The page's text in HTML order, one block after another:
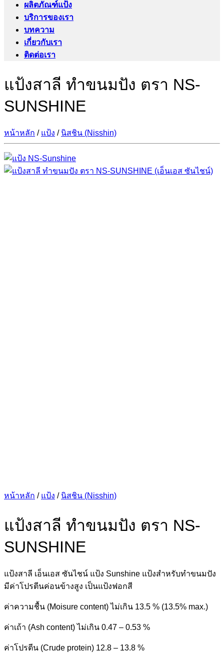
ผลิตภัณฑ์แป้ง
บริการของเรา
บทความ
เกี่ยวกับเรา
ติดต่อเรา
แป้งสาลี ทำขนมปัง ตรา NS-
SUNSHINE
หน้าหลัก / แป้ง / นิสชิน (Nisshin)
หน้าหลัก / แป้ง / นิสชิน (Nisshin)
แป้งสาลี ทำขนมปัง ตรา NS-
SUNSHINE
แป้งสาลี เอ็นเอส ซันไชน์ แป้ง Sunshine แป้งสำหรับทำขนมปัง
มีค่าโปรตีนค่อนข้างสูง เป็นแป้งฟอกสี
ค่าความชื้น (Moisure content) ไม่เกิน 13.5 % (13.5% max.)
ค่าเถ้า (Ash content) ไม่เกิน 0.47 – 0.53 %
ค่าโปรตีน (Crude protein) 12.8 – 13.8 %